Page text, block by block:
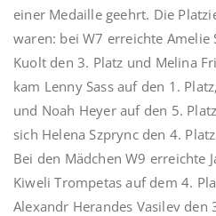
einer Medaille geehrt. Die
waren: bei W7 erreichte Amelie
Kuolt den 3. Platz und Melina
kam Lenny Sass auf den 1.
und Noah Heyer auf den 5.
sich Helena Szprync den 4.
Bei den Mädchen W9 erreichte
Kiweli Trompetas auf dem 4.
Alexandr Herandes Vasilev den